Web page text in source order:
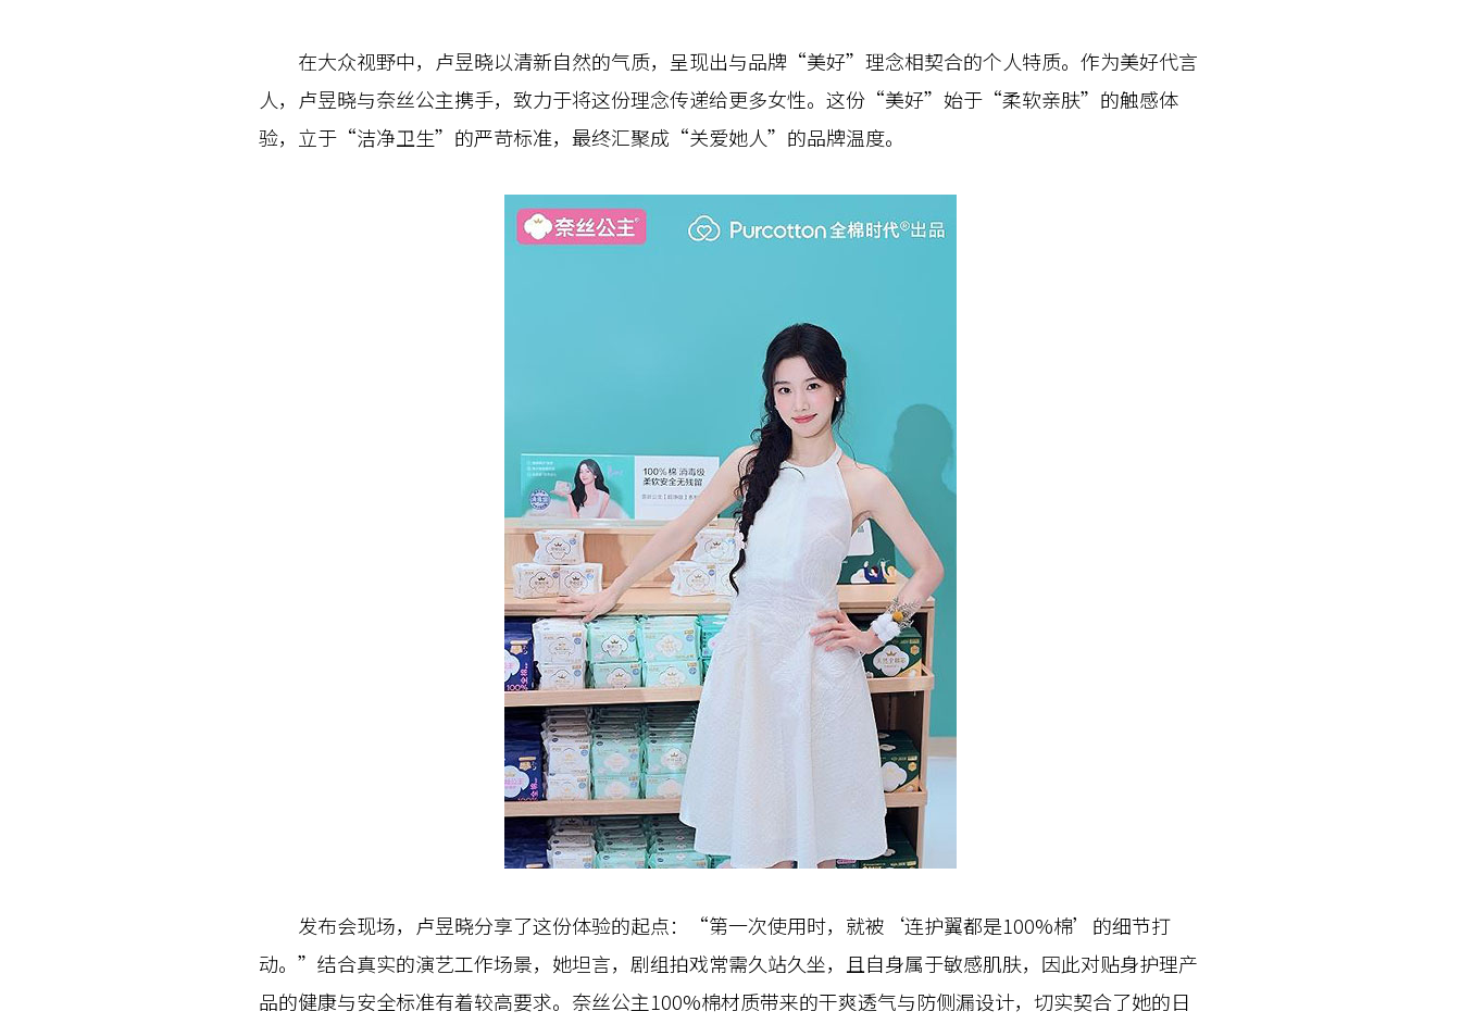
在大众视野中，卢昱晓以清新自然的气质，呈现出与品牌“美好”理念相契合的个人特质。作为美好代言
人，卢昱晓与奈丝公主携手，致力于将这份理念传递给更多女性。这份“美好”始于“柔软亲肤”的触感体
验，立于“洁净卫生”的严苛标准，最终汇聚成“关爱她人”的品牌温度。
发布会现场，卢昱晓分享了这份体验的起点：“第一次使用时，就被‘连护翼都是100%棉’的细节打
动。”结合真实的演艺工作场景，她坦言，剧组拍戏常需久站久坐，且自身属于敏感肌肤，因此对贴身护理产
品的健康与安全标准有着较高要求。奈丝公主100%棉材质带来的干爽透气与防侧漏设计，切实契合了她的日